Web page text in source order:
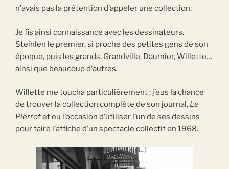
n’avais pas la prétention d’appeler une collection.
Je fis ainsi connaissance avec les dessinateurs.
Steinlen le premier, si proche des petites gens de son
époque, puis les grands, Grandville, Daumier, Willette…
ainsi que beaucoup d’autres.
Willette me toucha particulièrement ; j’eus la chance
de trouver la collection complète de son journal, Le
Pierrotet eu l’occasion d’utiliser l’un de ses dessins
pour faire l’affiche d’un spectacle collectif en 1968.